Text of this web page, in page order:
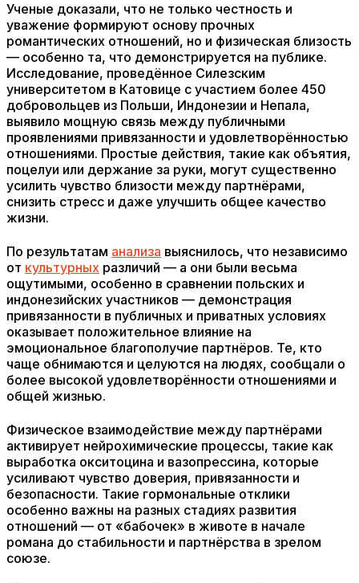
Ученые доказали, что не только честность и
уважение формируют основу прочных
романтических отношений, но и физическая близость
— особенно та, что демонстрируется на публике.
Исследование, проведённое Силезским
университетом в Катовице с участием более 450
добровольцев из Польши, Индонезии и Непала,
выявило мощную связь между публичными
проявлениями привязанности и удовлетворённостью
отношениями. Простые действия, такие как объятия,
поцелуи или держание за руки, могут существенно
усилить чувство близости между партнёрами,
снизить стресс и даже улучшить общее качество
жизни.
По результатам анализа выяснилось, что независимо
от культурных различий — а они были весьма
ощутимыми, особенно в сравнении польских и
индонезийских участников — демонстрация
привязанности в публичных и приватных условиях
оказывает положительное влияние на
эмоциональное благополучие партнёров. Те, кто
чаще обнимаются и целуются на людях, сообщали о
более высокой удовлетворённости отношениями и
общей жизнью.
Физическое взаимодействие между партнёрами
активирует нейрохимические процессы, такие как
выработка окситоцина и вазопрессина, которые
усиливают чувство доверия, привязанности и
безопасности. Такие гормональные отклики
особенно важны на разных стадиях развития
отношений — от «бабочек» в животе в начале
романа до стабильности и партнёрства в зрелом
союзе.